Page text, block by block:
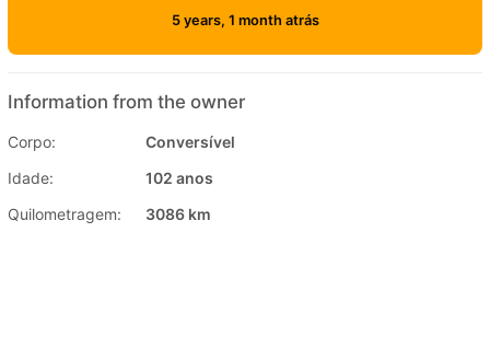
5 years, 1 month atrás
Information from the owner
Corpo:
Conversível
Idade:
102 anos
Quilometragem:
3086 km